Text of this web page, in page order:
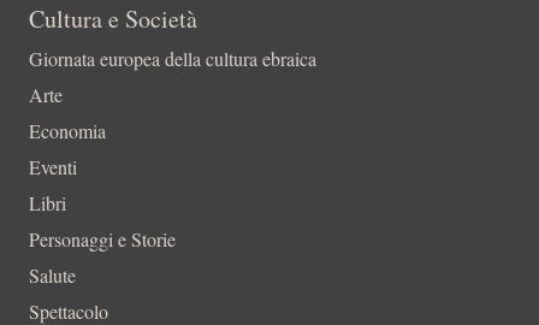
Cultura e Società
Giornata europea della cultura ebraica
Arte
Economia
Eventi
Libri
Personaggi e Storie
Salute
Spettacolo